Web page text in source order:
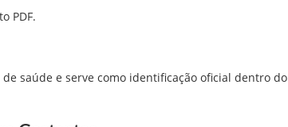
PDF.
saúde e serve como identificação oficial dentro do